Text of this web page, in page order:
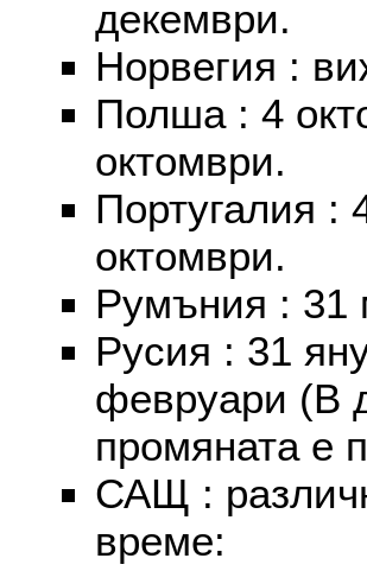
декември.
Норвегия :
Полша : 4
октомври.
Португалия :
октомври.
Румъния : 31
Русия : 31
февруари (В
промяната е
САЩ :
време: